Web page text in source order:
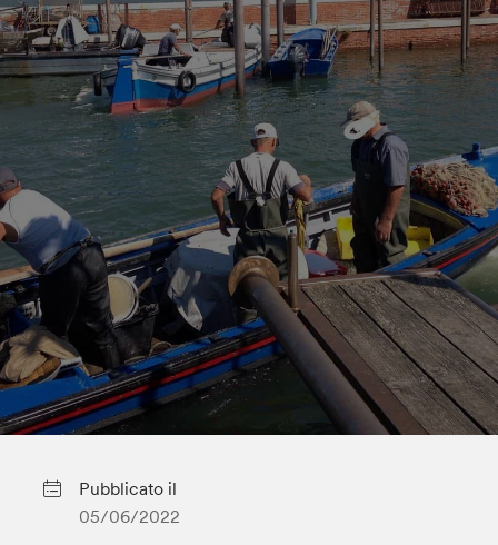
Pubblicato il
05/06/2022